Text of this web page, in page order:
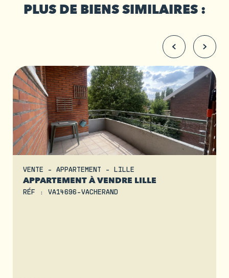
PLUS DE BIENS SIMILAIRES :
VENTE - APPARTEMENT - LILLE
APPARTEMENT À VENDRE LILLE
RÉF : VA14696-VACHERAND